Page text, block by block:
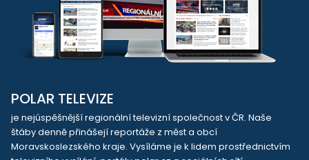
POLAR TELEVIZE
je nejúspěšnější regionální televizní společnost v ČR. Naše
štáby denně přinášejí reportáže z měst a obcí
Moravskoslezského kraje. Vysíláme je k lidem prostřednictvím